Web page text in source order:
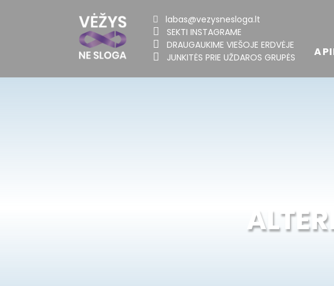
labas@vezysnesloga.lt
SEKTI INSTAGRAME
DRAUGAUKIME VIEŠOJE ERDVĖJE
JUNKITĖS PRIE UŽDAROS GRUPĖS